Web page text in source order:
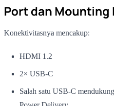
Port dan Mounting
Konektivitasnya mencakup:
HDMI 1.2
2× USB-C
Salah satu USB-C